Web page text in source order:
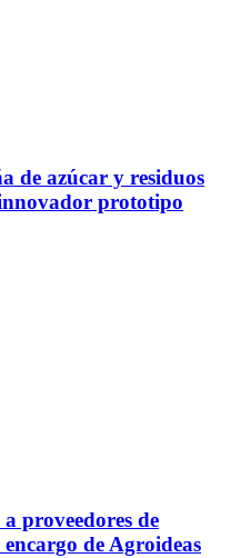
de azúcar y residuos
prototipo
proveedores de
de Agroideas